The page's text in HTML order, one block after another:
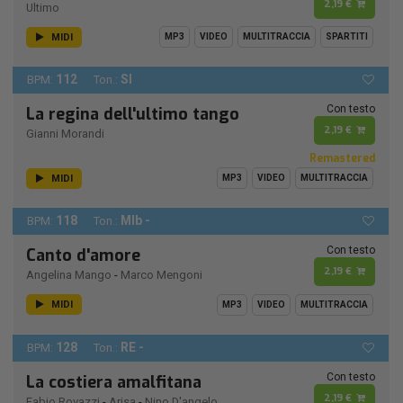
Ultimo 2,19 €
MIDI MP3 VIDEO MULTITRACCIA SPARTITI
BPM: 112 Ton.: SI
La regina dell'ultimo tango
Gianni Morandi
Con testo
2,19 €
Remastered
MIDI MP3 VIDEO MULTITRACCIA
BPM: 118 Ton.: MIb -
Canto d'amore
Angelina Mango - Marco Mengoni
Con testo
2,19 €
MIDI MP3 VIDEO MULTITRACCIA
BPM: 128 Ton.: RE -
La costiera amalfitana Con testo
2,19 €